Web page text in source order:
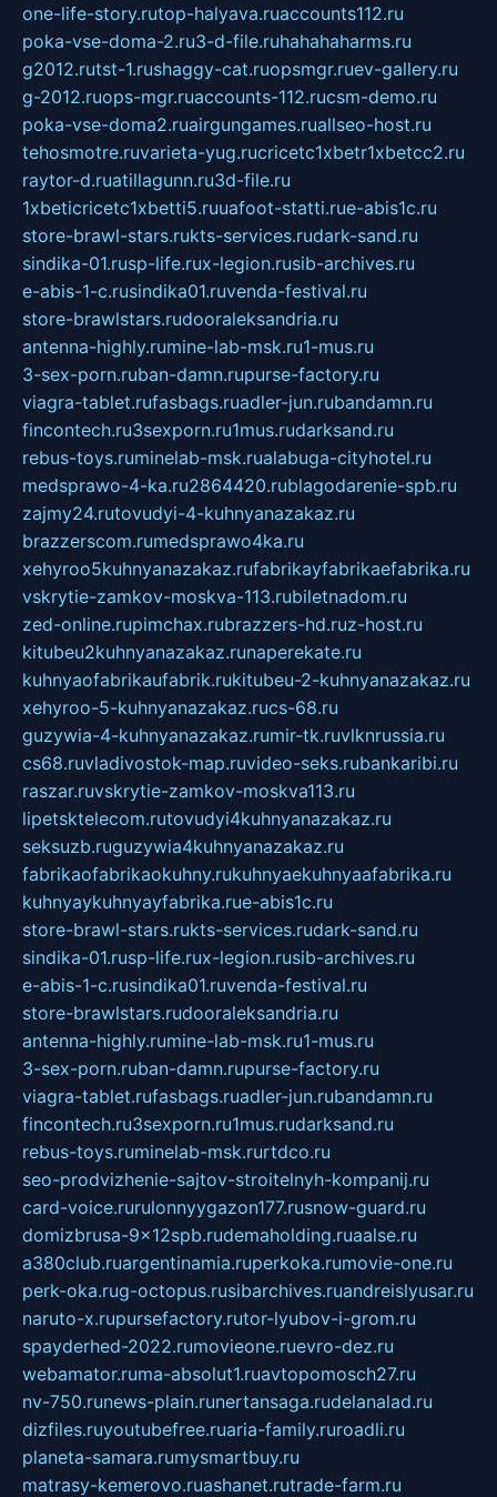
one-life-story.rutop-halyava.ruaccounts112.ru
poka-vse-doma-2.ru3-d-file.ruhahahaharms.ru
g2012.rutst-1.rushaggy-cat.ruopsmgr.ruev-gallery.ru
g-2012.ruops-mgr.ruaccounts-112.rucsm-demo.ru
poka-vse-doma2.ruairgungames.ruallseo-host.ru
tehosmotre.ruvarieta-yug.rucricetc1xbetr1xbetcc2.ru
raytor-d.ruatillagunn.ru3d-file.ru
1xbeticricetc1xbetti5.ruuafoot-statti.rue-abis1c.ru
store-brawl-stars.rukts-services.rudark-sand.ru
sindika-01.rusp-life.rux-legion.rusib-archives.ru
e-abis-1-c.rusindika01.ruvenda-festival.ru
store-brawlstars.rudooraleksandria.ru
antenna-highly.rumine-lab-msk.ru1-mus.ru
3-sex-porn.ruban-damn.rupurse-factory.ru
viagra-tablet.rufasbags.ruadler-jun.rubandamn.ru
fincontech.ru3sexporn.ru1mus.rudarksand.ru
rebus-toys.ruminelab-msk.rualabuga-cityhotel.ru
medsprawo-4-ka.ru2864420.rublagodarenie-spb.ru
zajmy24.rutovudyi-4-kuhnyanazakaz.ru
brazzerscom.rumedsprawo4ka.ru
xehyroo5kuhnyanazakaz.rufabrikayfabrikaefabrika.ru
vskrytie-zamkov-moskva-113.rubiletnadom.ru
zed-online.rupimchax.rubrazzers-hd.ruz-host.ru
kitubeu2kuhnyanazakaz.runaperekate.ru
kuhnyaofabrikaufabrik.rukitubeu-2-kuhnyanazakaz.ru
xehyroo-5-kuhnyanazakaz.rucs-68.ru
guzywia-4-kuhnyanazakaz.rumir-tk.ruvlknrussia.ru
cs68.ruvladivostok-map.ruvideo-seks.rubankaribi.ru
raszar.ruvskrytie-zamkov-moskva113.ru
lipetsktelecom.rutovudyi4kuhnyanazakaz.ru
seksuzb.ruguzywia4kuhnyanazakaz.ru
fabrikaofabrikaokuhny.rukuhnyaekuhnyaafabrika.ru
kuhnyaykuhnyayfabrika.rue-abis1c.ru
store-brawl-stars.rukts-services.rudark-sand.ru
sindika-01.rusp-life.rux-legion.rusib-archives.ru
e-abis-1-c.rusindika01.ruvenda-festival.ru
store-brawlstars.rudooraleksandria.ru
antenna-highly.rumine-lab-msk.ru1-mus.ru
3-sex-porn.ruban-damn.rupurse-factory.ru
viagra-tablet.rufasbags.ruadler-jun.rubandamn.ru
fincontech.ru3sexporn.ru1mus.rudarksand.ru
rebus-toys.ruminelab-msk.rurtdco.ru
seo-prodvizhenie-sajtov-stroitelnyh-kompanij.ru
card-voice.rurulonnyygazon177.rusnow-guard.ru
domizbrusa-9x12spb.rudemaholding.ruaalse.ru
a380club.ruargentinamia.ruperkoka.rumovie-one.ru
perk-oka.rug-octopus.rusibarchives.ruandreislyusar.ru
naruto-x.rupursefactory.rutor-lyubov-i-grom.ru
spayderhed-2022.rumovieone.ruevro-dez.ru
webamator.ruma-absolut1.ruavtopomosch27.ru
nv-750.runews-plain.runertansaga.rudelanalad.ru
dizfiles.ruyoutubefree.ruaria-family.ruroadli.ru
planeta-samara.rumysmartbuy.ru
matrasy-kemerovo.ruashanet.rutrade-farm.ru